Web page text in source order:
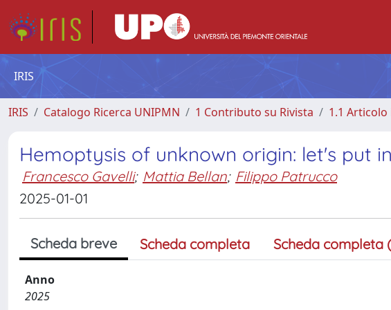
IRIS
IRIS Catalogo Ricerca UNIPMN 1 Contributo su Rivista 1.1
Hemoptysis of unknown origin: let's put
Francesco Gavelli; Mattia Bellan; Filippo Patrucco
2025-01-01
Scheda breve Scheda completa Scheda completa
Anno
2025